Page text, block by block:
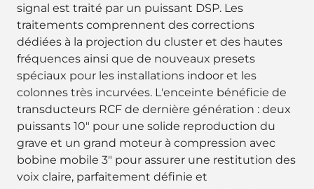
signal est traité par un puissant DSP. Les
traitements comprennent des corrections
dédiées à la projection du cluster et des hautes
fréquences ainsi que de nouveaux presets
spéciaux pour les installations indoor et les
colonnes très incurvées. L'enceinte bénéficie de
transducteurs RCF de dernière génération : deux
puissants 10" pour une solide reproduction du
grave et un grand moteur à compression avec
bobine mobile 3" pour assurer une restitution des
voix claire, parfaitement définie et